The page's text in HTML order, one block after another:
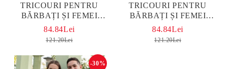
TRICOURI PENTRU
BĂRBAȚI ȘI FEMEI
MICKEY AND MINNIE
WHITE
84.84Lei
121.20Lei
TRICOURI PENTRU
BĂRBAȚI ȘI FEMEI
MICKEY AND MINNIE
GREY
84.84Lei
121.20Lei
-30%